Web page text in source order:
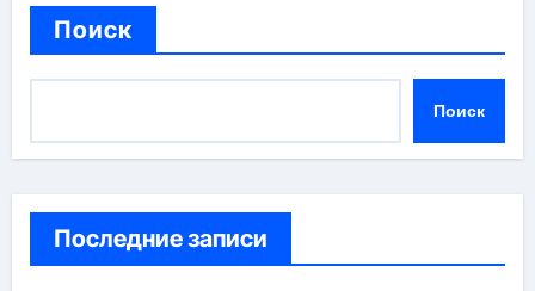
Поиск
Поиск
Последние записи